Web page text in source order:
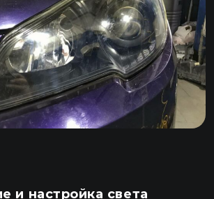
и настройка света